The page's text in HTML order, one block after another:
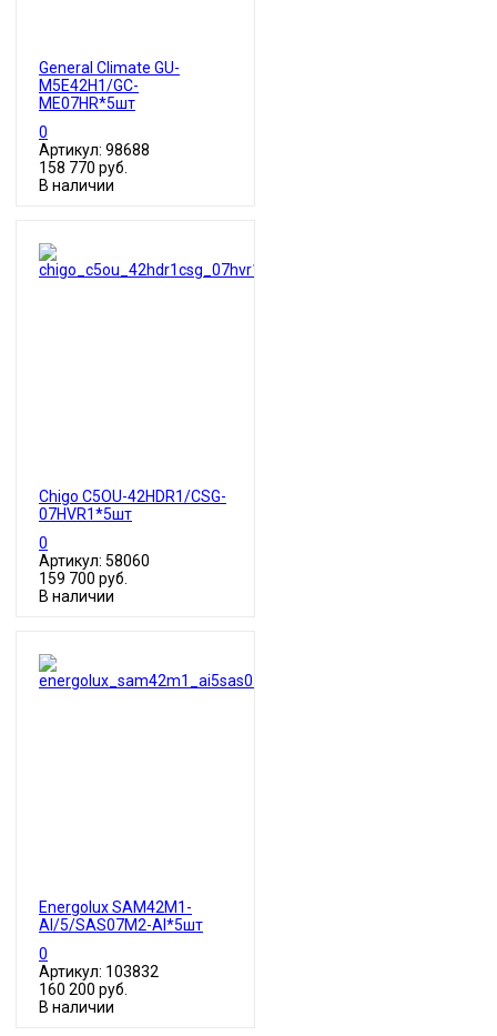
General Climate GU-
M5E42H1/GC-
ME07HR*5шт
0
Артикул: 98688
158 770 руб.
В наличии
Chigo C5OU-42HDR1/CSG-
07HVR1*5шт
0
Артикул: 58060
159 700 руб.
В наличии
Energolux SAM42M1-
AI/5/SAS07M2-AI*5шт
0
Артикул: 103832
160 200 руб.
В наличии